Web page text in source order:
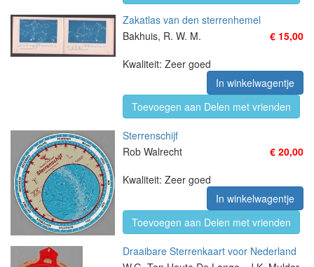
Zakatlas van den sterrenhemel
Bakhuis, R. W. M.
€ 15,00
Kwaliteit: Zeer goed
In winkelwagentje
Toevoegen aan Delen met vrienden
Sterrenschijf
Rob Walrecht
€ 20,00
Kwaliteit: Zeer goed
In winkelwagentje
Toevoegen aan Delen met vrienden
Draaibare Sterrenkaart voor Nederland